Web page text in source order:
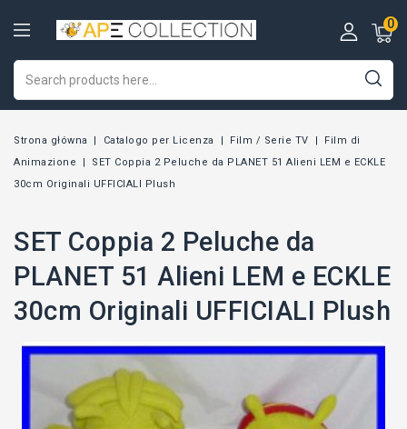
0
Strona główna Catalogo per Licenza Film / Serie TV
Film di
Animazione
SET Coppia 2 Peluche da PLANET 51 Alieni LEM e ECKLE
30cm Originali UFFICIALI Plush
SET Coppia 2 Peluche da
PLANET 51 Alieni LEM e ECKLE
30cm Originali UFFICIALI Plush